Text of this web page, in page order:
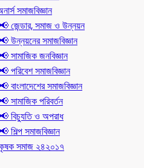
সমাজবিজ্ঞান
📢 জেন্ডার, সমাজ ও উন্নয়ন
📢 উন্নয়নের সমাজবিজ্ঞান
📢 সামাজিক জনবিজ্ঞান
📢 পরিবেশ সমাজবিজ্ঞান
📢 বাংলাদেশের সমাজবিজ্ঞান
📢 সামাজিক পরিবর্তন
📢 বিচ্যুতি ও অপরাধ
📢 শিল্প সমাজবিজ্ঞান
সমাজ ২৪২০১৭